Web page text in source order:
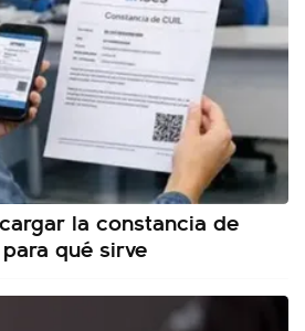
la constancia de
para qué sirve